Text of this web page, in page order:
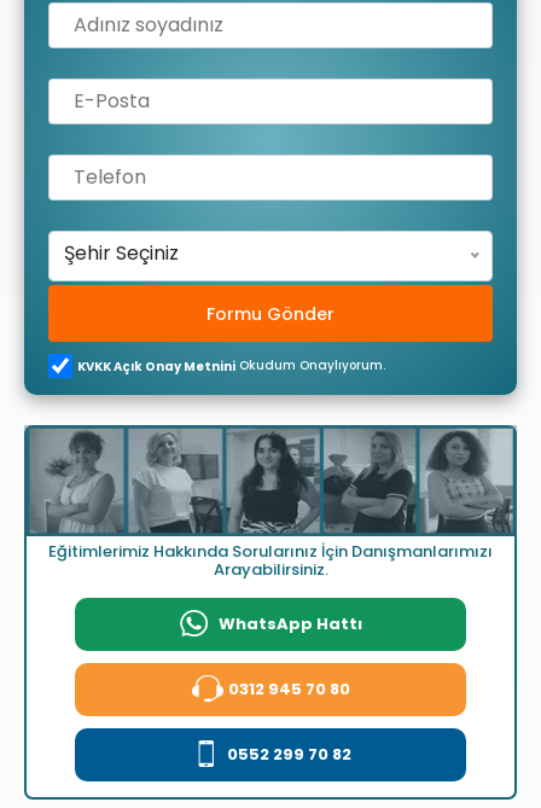
Şehir Seçiniz
Formu Gönder
KVKK Açık Onay Metnini Okudum Onaylıyorum.
Eğitimlerimiz Hakkında Sorularınız İçin Danışmanlarımızı
Arayabilirsiniz.
WhatsApp Hattı
0312 945 70 80
0552 299 70 82